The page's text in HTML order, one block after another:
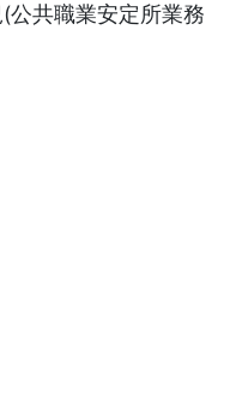
公共職業安定所業務